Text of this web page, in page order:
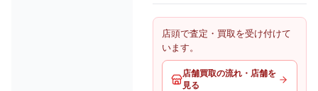
店頭で査定・買取を受け付けて
います。
店舗買取の流れ・店舗を
見る